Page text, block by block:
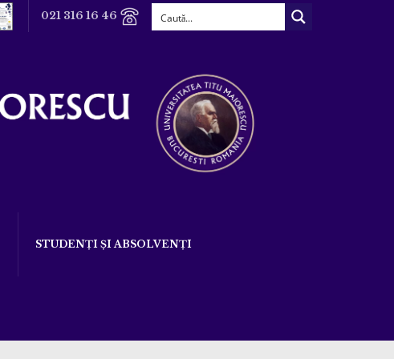
021 316 16 46
STUDENȚI ȘI ABSOLVENȚI